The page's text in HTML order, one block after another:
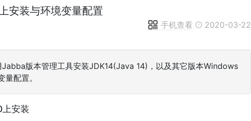
安装与环境变量配置
手机查看 2020-03-22
版本管理工具安装JDK14(Java 14)，以及其它版本Windows
配置。
安装